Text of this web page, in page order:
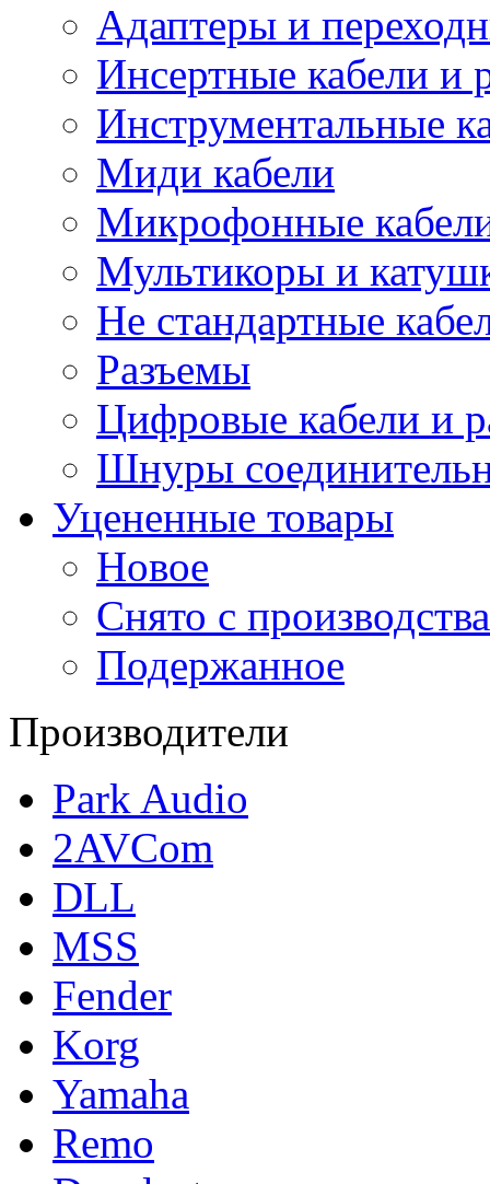
Адаптеры и
Инсертные кабели и
Инструментальные
Миди кабели
Микрофонные
Мультикоры и
Не стандартные
Разъемы
Цифровые кабели и
Шнуры
Уцененные товары
Новое
Снято с производства
Подержанное
Производители
Park Audio
2AVCom
DLL
MSS
Fender
Korg
Yamaha
Remo